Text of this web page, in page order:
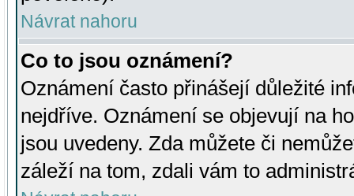
Návrat nahoru
Co to jsou oznámení?
Oznámení často přinášejí důležité
nejdříve. Oznámení se objevují na
jsou uvedeny. Zda můžete či
záleží na tom, zdali vám to